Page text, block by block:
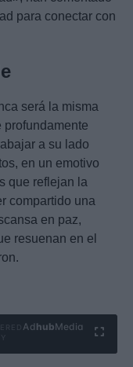
para conectar con
será la misma
a su lado
en un emotivo
que reflejan la
compartido una
en paz,
resuenan en el
Ad hubMedia